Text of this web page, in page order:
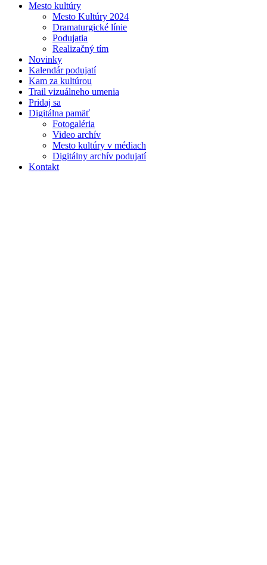
Mesto kultúry
Mesto Kultúry 2024
Dramaturgické línie
Podujatia
Realizačný tím
Novinky
Kalendár podujatí
Kam za kultúrou
Trail vizuálneho umenia
Pridaj sa
Digitálna pamäť
Fotogaléria
Video archív
Mesto kultúry v médiach
Digitálny archív podujatí
Kontakt